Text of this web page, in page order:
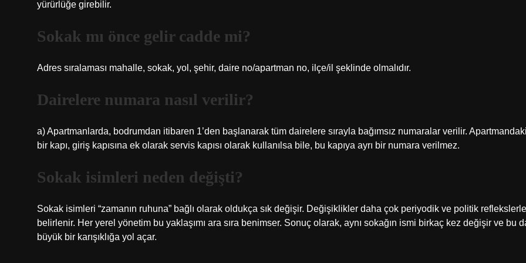
yürürlüğe girebilir.
Sokak mı önce gelir cadde mi?
Adres sıralaması mahalle, sokak, yol, şehir, daire no/apartman no, ilçe/il şeklinde olmalıdır.
Dairelere numara nasıl verilir?
a) Apartmanlarda, bodrumdan itibaren 1’den başlanarak tüm dairelere sırayla bağımsız numaralar verilir. Apartmandaki
bir kapı, giriş kapısına ek olarak servis kapısı olarak kullanılsa bile, bu kapıya ayrı bir numara verilmez.
Sokak isimleri neden değişti?
Sokak isimleri “zamanın ruhuna” bağlı olarak oldukça sık değişir. Değişiklikler daha çok periyodik ve politik reflekslerle
belirlenir. Her yerel yönetim bu yaklaşımı ara sıra benimser. Sonuç olarak, aynı sokağın ismi birkaç kez değişir ve bu
büyük bir karışıklığa yol açar.